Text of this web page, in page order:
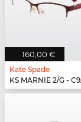
160,00 €
Kate Spade
KS MARNIE 2/G -